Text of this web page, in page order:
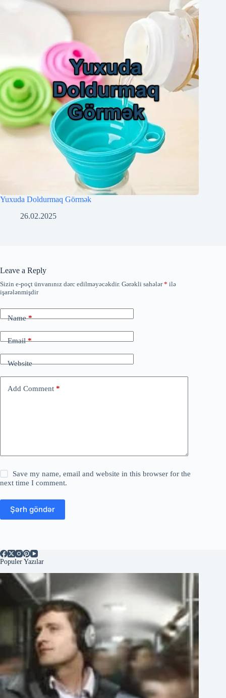
Yuxuda Doldurmaq Görmək
26.02.2025
Leave a Reply
Sizin e-poçt ünvanınız dərc edilməyəcəkdir. Gərəkli sahələr* ilə
işarələnmişdir
Name*
Email*
Website
Add Comment *
Save my name, email and website in this browser for the
next time I comment.
Şərh göndər
Populer Yazılar